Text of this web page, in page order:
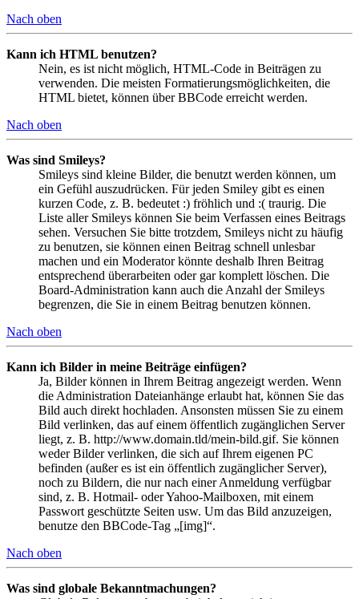
Nach oben
Kann ich HTML benutzen?
Nein, es ist nicht möglich, HTML-Code in Beiträgen zu
verwenden. Die meisten Formatierungsmöglichkeiten, die
HTML bietet, können über BBCode erreicht werden.
Nach oben
Was sind Smileys?
Smileys sind kleine Bilder, die benutzt werden können, um
ein Gefühl auszudrücken. Für jeden Smiley gibt es einen
kurzen Code, z. B. bedeutet :) fröhlich und :( traurig. Die
Liste aller Smileys können Sie beim Verfassen eines Beitrags
sehen. Versuchen Sie bitte trotzdem, Smileys nicht zu häufig
zu benutzen, sie können einen Beitrag schnell unlesbar
machen und ein Moderator könnte deshalb Ihren Beitrag
entsprechend überarbeiten oder gar komplett löschen. Die
Board-Administration kann auch die Anzahl der Smileys
begrenzen, die Sie in einem Beitrag benutzen können.
Nach oben
Kann ich Bilder in meine Beiträge einfügen?
Ja, Bilder können in Ihrem Beitrag angezeigt werden. Wenn
die Administration Dateianhänge erlaubt hat, können Sie das
Bild auch direkt hochladen. Ansonsten müssen Sie zu einem
Bild verlinken, das auf einem öffentlich zugänglichen Server
liegt, z. B. http://www.domain.tld/mein-bild.gif. Sie können
weder Bilder verlinken, die sich auf Ihrem eigenen PC
befinden (außer es ist ein öffentlich zugänglicher Server),
noch zu Bildern, die nur nach einer Anmeldung verfügbar
sind, z. B. Hotmail- oder Yahoo-Mailboxen, mit einem
Passwort geschützte Seiten usw. Um das Bild anzuzeigen,
benutze den BBCode-Tag „[img]“.
Nach oben
Was sind globale Bekanntmachungen?